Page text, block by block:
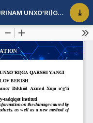
ZAXIRA ZARARKUNANDASI (SURINAM UNXO’RI)GA QARSHI YANGI AERAZOL USULIDA ISHLOV BERISH